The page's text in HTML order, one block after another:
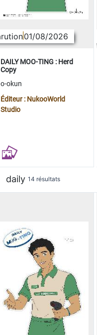
01/08/2026
DAILY MOO-TING : Herd
Copy
o-okun
Éditeur : NukooWorld
Studio
daily 14 résultats